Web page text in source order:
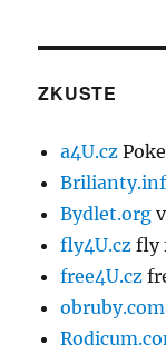
ZKUSTE
a4U.cz
Bydlet.org
fly4U.cz fly
free4U.cz
obruby.com